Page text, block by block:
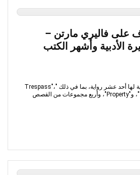
على فاليري مارتن –
الأدبية وأشهر الكتب
فاليري مارتن هي كاتبة أمريكية لها أحد عشر رواية، بما في ذلك "Trespass"،
"Mary Reilly"، "Italian Fever"، و"Property"، وأربع مجموعات من القصص